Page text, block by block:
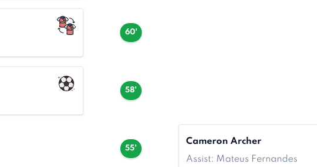
60'
58'
55'
Cameron Archer
Assist: Mateus Fernandes